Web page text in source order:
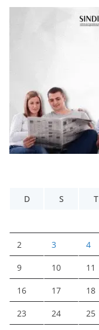
D
S T
2 3 4
9 10 11
16 17 18
23 24 25